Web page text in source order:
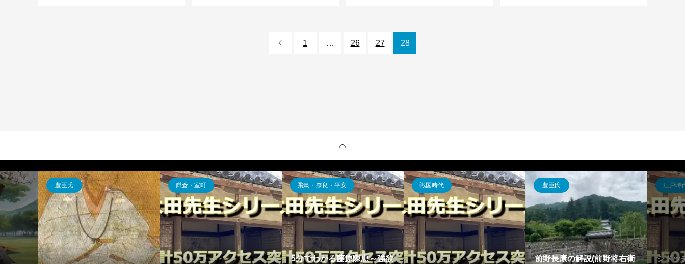
 1 … 26 27 28
豊臣氏 鎌倉・室町 飛鳥・奈良・平安
5分でわかる藤原陳忠～強欲
戦国時代 豊臣氏
前野長康の解説(前野将右衛
江戸時
シドッ